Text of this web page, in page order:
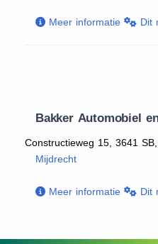
Meer informatie Dit
Bakker Automobiel
Constructieweg 15, 3641 SB,
Mijdrecht
Meer informatie Dit